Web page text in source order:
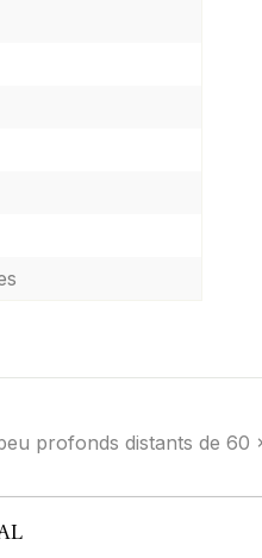
profonds distants de
et arrosez